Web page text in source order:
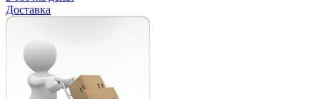
Доставка